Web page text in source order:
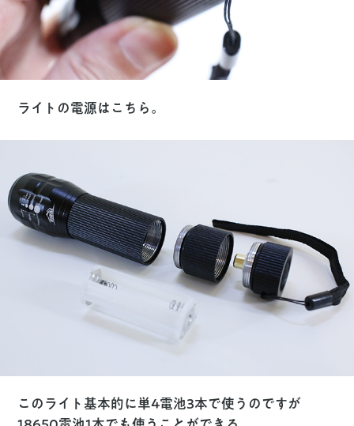
ライトの電源はこちら。
このライト基本的に単4電池3本で使うのですが